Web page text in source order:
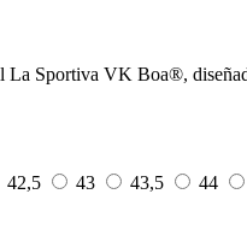
La Sportiva VK Boa®,
42,5 43 43,5 44